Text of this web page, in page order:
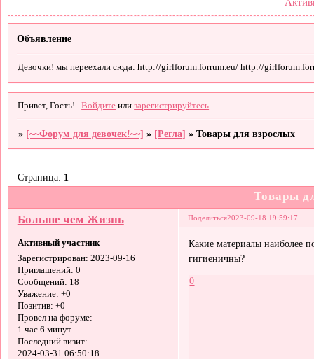
Объявление
Девочки! мы переехали сюда: http://girlforum.forrum.eu/ http://
Привет, Гость! Войдите илизарегистрируйтесь
» [~~Форум для девочек!~~] » [Регла] »Товары для взрослых
Товары
Страница: 1
Поделиться2023-09-18 19:59:17
Больше чем Жизнь
Активный участник
Зарегистрирован: 2023-09-16
Приглашений: 0
Сообщений: 18
Уважение: +0
Позитив: +0
Провел на форуме:
1 час 6 минут
Последний визит:
2024-03-31 06:50:18
Какие материалы наиболее
гигиеничны?
0